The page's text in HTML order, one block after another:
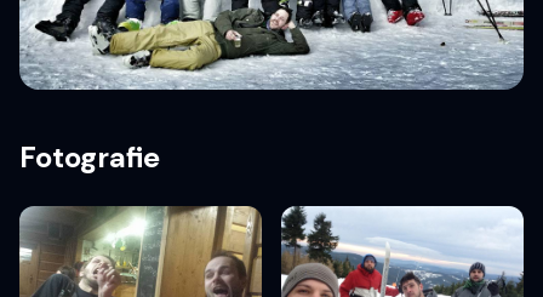
Fotografie